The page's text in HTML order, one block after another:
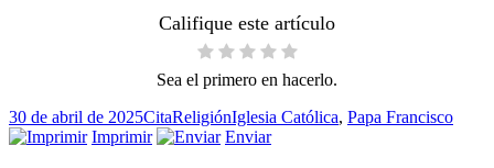
Califique este artículo
Sea el primero en hacerlo.
Publicado
el
30 de abril de 2025Formato
CitaCategorías
ReligiónEtiquetas
Iglesia Católica, Papa Francisco
Imprimir
Enviar